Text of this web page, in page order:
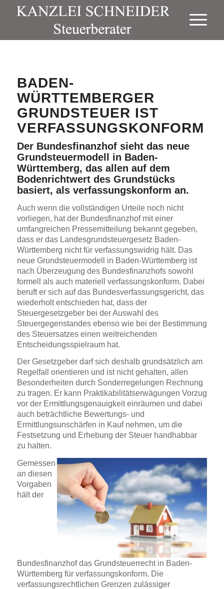
BADEN-
WÜRTTEMBERGER
GRUNDSTEUER IST
VERFASSUNGSKONFORM
Der Bundesfinanzhof sieht das neue
Grundsteuermodell in Baden-
Württemberg, das allen auf dem
Bodenrichtwert des Grundstücks
basiert, als verfassungskonform an.
Auch wenn die vollständigen Urteile noch nicht
vorliegen, hat der Bundesfinanzhof mit einer
umfangreichen Pressemitteilung bekannt gegeben,
dass er das Landesgrundsteuergesetz Baden-
Württemberg nicht für verfassungswidrig hält. Das
neue Grundsteuermodell in Baden-Württemberg ist
nach Überzeugung des Bundesfinanzhofs sowohl
formell als auch materiell verfassungskonform. Dabei
beruft er sich auf das Bundesverfassungsgericht, das
wiederholt entschieden hat, dass der
Steuergesetzgeber bei der Auswahl des
Steuergegenstandes ebenso wie bei der Bestimmung
des Steuersatzes einen weitreichenden
Entscheidungsspielraum hat.
Der Gesetzgeber darf sich deshalb grundsätzlich am
Regelfall orientieren und ist nicht gehalten, allen
Besonderheiten durch Sonderregelungen Rechnung
zu tragen. Er kann Praktikabilitätserwägungen Vorzug
vor der Ermittlungsgenauigkeit einräumen und dabei
auch beträchtliche Bewertungs- und
Ermittlungsunschärfen in Kauf nehmen, um die
Festsetzung und Erhebung der Steuer handhabbar
zu halten.
Gemessen
an diesen
Vorgaben
hält der
Bundesfinanzhof das Grundsteuerrecht in Baden-
Württemberg für verfassungskonform. Die
verfassungsrechtlichen Grenzen zulässiger